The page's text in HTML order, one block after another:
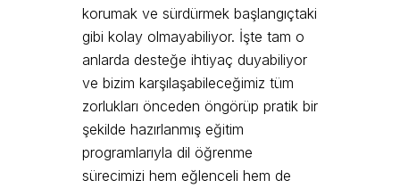
korumak ve sürdürmek başlangıçtaki
gibi kolay olmayabiliyor. İşte tam o
anlarda desteğe ihtiyaç duyabiliyor
ve bizim karşılaşabileceğimiz tüm
zorlukları önceden öngörüp pratik bir
şekilde hazırlanmış eğitim
programlarıyla dil öğrenme
sürecimizi hem eğlenceli hem de